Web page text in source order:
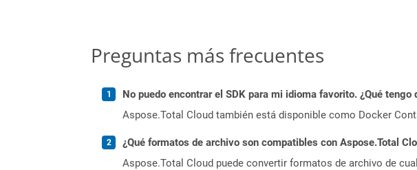
Preguntas más frecuentes
No puedo encontrar el SDK para mi idioma favorito. ¿Qué tengo
Aspose.Total Cloud también está disponible como Docker
¿Qué formatos de archivo son compatibles con Aspose.Total
Aspose.Total Cloud puede convertir formatos de archivo de